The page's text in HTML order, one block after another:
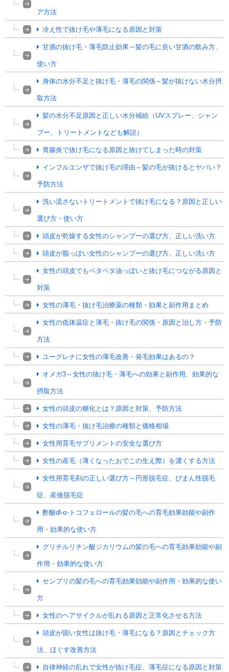
ア方法
冷え性で抜け毛や薄毛になる原因と対策
甘酒の抜け毛・薄毛防止効果～髪の毛に良い甘酒の飲み方、
使い方
身体の水分不足と抜け毛・薄毛の関係～髪が抜けない水分摂
取方法
髪の水分不足原因と正しい水分補給（UVスプレー、シャン
プー、トリートメントなども解説）
胃腸炎で抜け毛になる原因と抜けてしまった時の対策
インフルエンザで抜け毛の理由～髪の毛が抜けるとヤバい？
予防方法
洗い流さないトリートメントで抜け毛になる？原因と正しい
選び方・使い方
頭皮が乾燥する女性のシャンプーの選び方、正しい洗い方
頭皮が脂っぽい女性のシャンプーの選び方、正しい洗い方
女性の頭皮でもベタベタ油っぽいと抜け毛につながる原因と
対策
女性の薄毛・抜け毛治療薬の種類・効果と副作用まとめ
女性の低体温症と薄毛・抜け毛の関係・原因と治し方・予防
方法
ユーグレナに女性の薄毛改善・発毛効果はあるの？
オメガ3～女性の抜け毛・薄毛への効果と副作用、効果的な
摂取方法
女性の頭皮の糖化とは？原因と対策、予防方法
女性の薄毛・抜け毛治療の種類と価格相場
女性用育毛サプリメントの安全な選び方
女性の産毛（薄くなったおでこの生え際）を濃くする方法
女性用育毛剤の正しい選び方～円形脱毛症、びまん性脱毛
症、産後脱毛症
酢酸dl-α-トコフェロールの髪の毛への育毛効果効能や副作
用・効果的な使い方
グリチルリチン酸ジカリウムの髪の毛への育毛効果効能や副
作用・効果的な使い方
センブリの髪の毛への育毛効果効能や副作用・効果的な使い
方
女性のヘアサイクルが乱れる原因と正常化させる方法
頭皮が固い女性は抜け毛・薄毛になる？原因とチェック方
法、ほぐす改善方法
自律神経の乱れで女性が抜け毛症、薄毛症になる原因と対策